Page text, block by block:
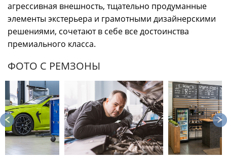
агрессивная внешность, тщательно продуманные
элементы экстерьера и грамотными дизайнерскими
решениями, сочетают в себе все достоинства
премиального класса.
ФОТО С РЕМЗОНЫ